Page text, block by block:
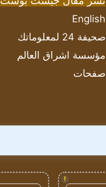
English
صحيفة 24 لمعلوماتك
مؤسسة اشراق العالم
صفحات
!